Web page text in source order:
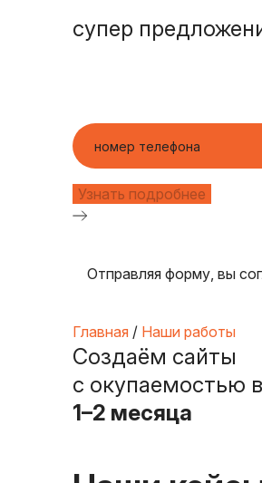
супер
Отправляя форму, вы
Главная / Наши работы
Создаём сайты
с окупаемостью
1–2 месяца